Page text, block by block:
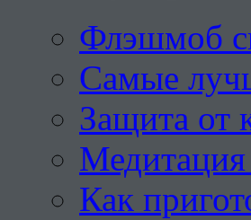
Флэшмоб
Самые
Защита от
Как